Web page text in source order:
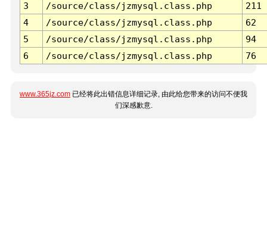
3 /source/class/jzmysql.class.php
211
4
/source/class/jzmysql.class.php
62
5
/source/class/jzmysql.class.php
94
6
/source/class/jzmysql.class.php 76
www.365jz.com 已经将此出错信息详细记录, 由此给您带来的访问不便我
们深感歉意.